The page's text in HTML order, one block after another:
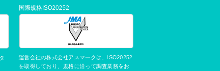
国際規格ISO20252
運営会社の株式会社アスマークは、ISO20252
を取得しており、規格に沿って調査業務をお